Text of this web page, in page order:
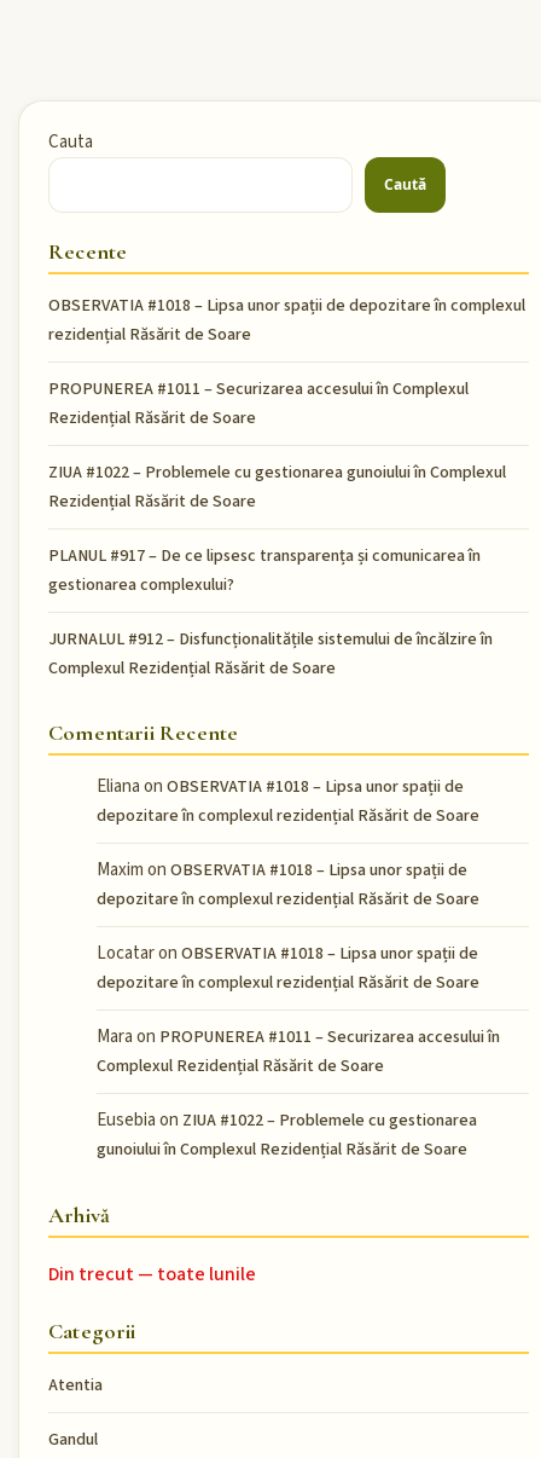
Cauta
Caută
Recente
OBSERVATIA #1018 – Lipsa unor spații de depozitare în complexul
rezidențial Răsărit de Soare
PROPUNEREA #1011 – Securizarea accesului în Complexul
Rezidențial Răsărit de Soare
ZIUA #1022 – Problemele cu gestionarea gunoiului în Complexul
Rezidențial Răsărit de Soare
PLANUL #917 – De ce lipsesc transparența și comunicarea în
gestionarea complexului?
JURNALUL #912 – Disfuncționalitățile sistemului de încălzire în
Complexul Rezidențial Răsărit de Soare
Comentarii Recente
Elianaon OBSERVATIA #1018 – Lipsa unor spații de
depozitare în complexul rezidențial Răsărit de Soare
Maximon OBSERVATIA #1018 – Lipsa unor spații de
depozitare în complexul rezidențial Răsărit de Soare
Locataron OBSERVATIA #1018 – Lipsa unor spații de
depozitare în complexul rezidențial Răsărit de Soare
Maraon PROPUNEREA #1011 – Securizarea accesului în
Complexul Rezidențial Răsărit de Soare
Eusebiaon ZIUA #1022 – Problemele cu gestionarea
gunoiului în Complexul Rezidențial Răsărit de Soare
Arhivă
Din trecut — toate lunile
Categorii
Atentia
Gandul